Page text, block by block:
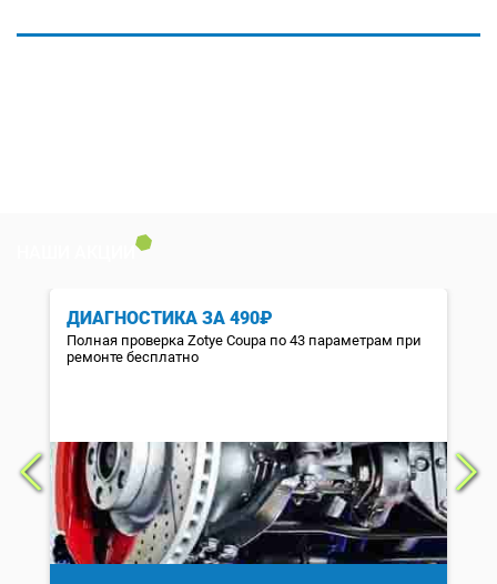
ДИАГНОСТИКА ЗА 490₽
Полная проверка Zotye Coupa по 43 параметрам при
ремонте бесплатно